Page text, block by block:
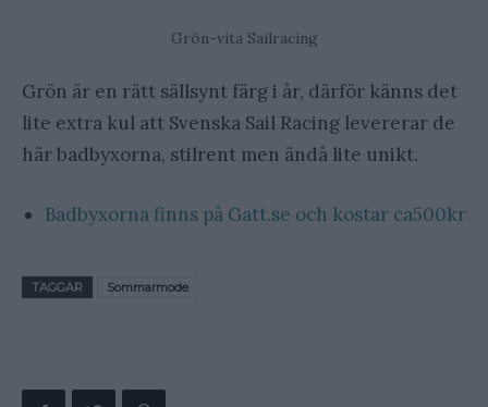
Grön-vita Sailracing
Grön är en rätt sällsynt färg i år, därför känns det
lite extra kul att Svenska Sail Racing levererar de
här badbyxorna, stilrent men ändå lite unikt.
Badbyxorna finns på Gatt.se och kostar ca500kr
TAGGAR Sommarmode